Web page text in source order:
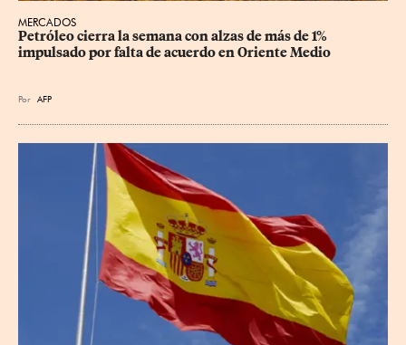
MERCADOS
Petróleo cierra la semana con alzas de más de 1%
impulsado por falta de acuerdo en Oriente Medio
Por AFP